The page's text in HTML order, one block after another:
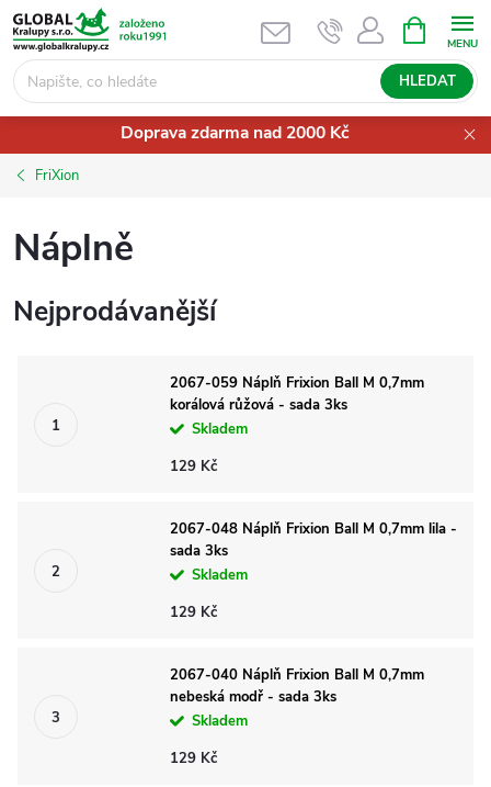
Přejít
na
obsah
HLEDAT
NÁKUPNÍ
KOŠÍK
Doprava zdarma nad 2000 Kč
FriXion
Náplně
Nejprodávanější
2067-059 Náplň Frixion Ball M 0,7mm
korálová růžová - sada 3ks
Skladem
129 Kč
2067-048 Náplň Frixion Ball M 0,7mm lila -
sada 3ks
Skladem
129 Kč
2067-040 Náplň Frixion Ball M 0,7mm
nebeská modř - sada 3ks
Skladem
129 Kč